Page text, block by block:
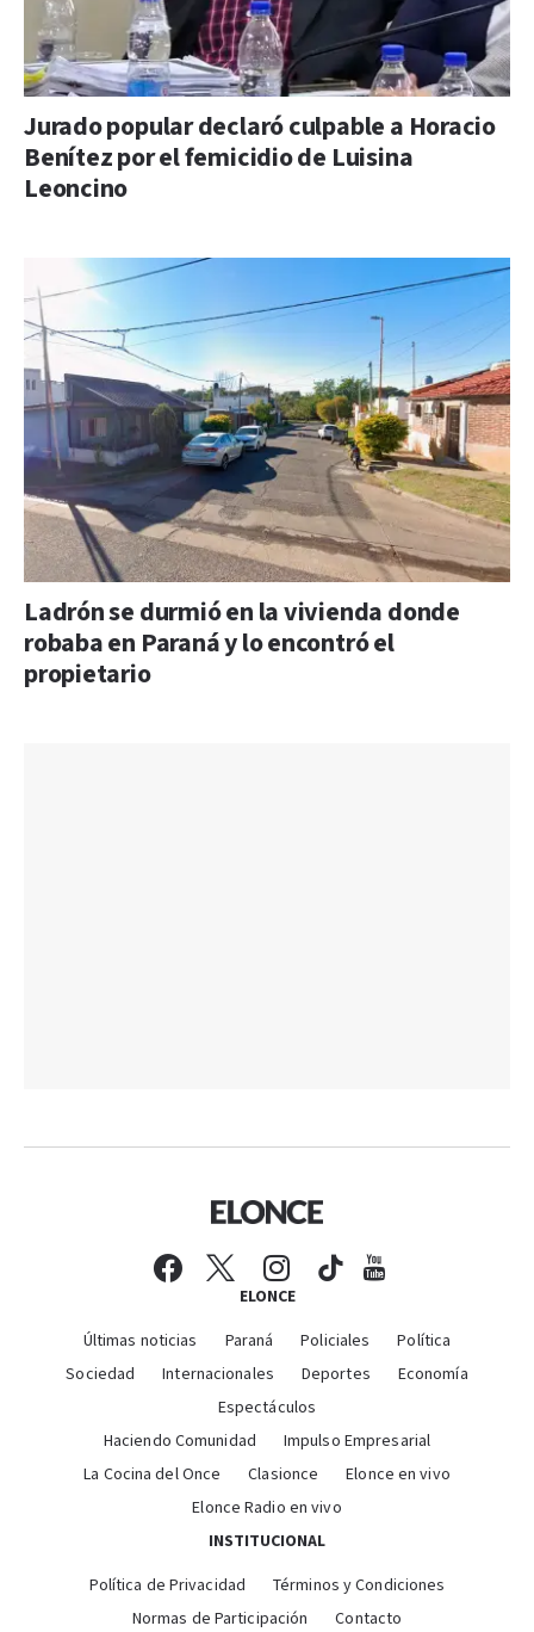
Jurado popular declaró culpable a Horacio
Benítez por el femicidio de Luisina
Leoncino
Ladrón se durmió en la vivienda donde
robaba en Paraná y lo encontró el
propietario
ELONCE
Últimas noticias Paraná Policiales
Política
Sociedad
Internacionales Deportes
Economía
Espectáculos
Haciendo Comunidad
Impulso Empresarial
La Cocina del Once
Clasionce
Elonce en vivo
Elonce Radio en vivo
INSTITUCIONAL
Política de Privacidad
Términos y Condiciones
Normas de Participación
Contacto